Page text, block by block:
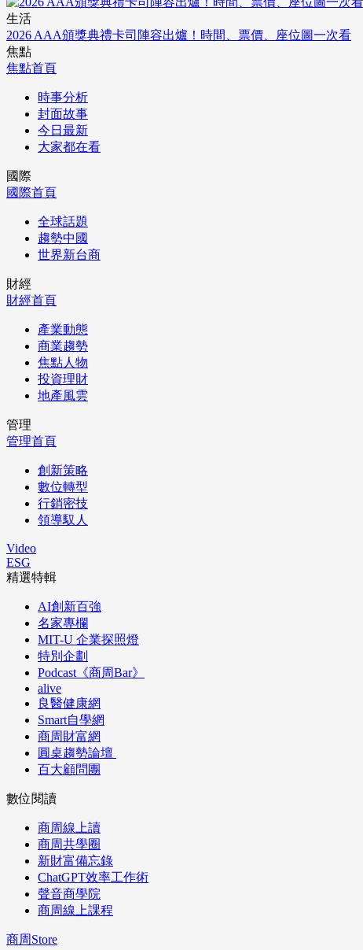
生活
2026 AAA頒獎典禮卡司陣容出爐！時間、票價、座位圖一次看
焦點
焦點首頁
時事分析
封面故事
今日最新
大家都在看
國際
國際首頁
全球話題
趨勢中國
世界新台商
財經
財經首頁
產業動態
商業趨勢
焦點人物
投資理財
地產風雲
管理
管理首頁
創新策略
數位轉型
行銷密技
領導馭人
Video
ESG
精選特輯
AI創新百強
名家專欄
MIT-U 企業探照燈
特別企劃
Podcast《商周Bar》
alive
良醫健康網
Smart自學網
商周財富網
圓桌趨勢論壇
百大顧問團
數位閱讀
商周線上讀
商周共學圈
新財富備忘錄
ChatGPT效率工作術
聲音商學院
商周線上課程
商周Store